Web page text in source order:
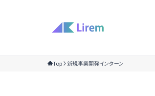
Top 新規事業開発インターン